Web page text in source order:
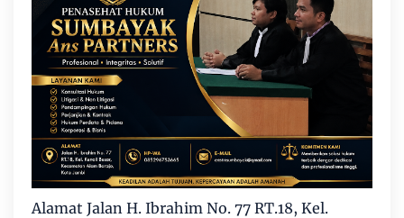
Alamat Jalan H. Ibrahim No. 77 RT.18, Kel.